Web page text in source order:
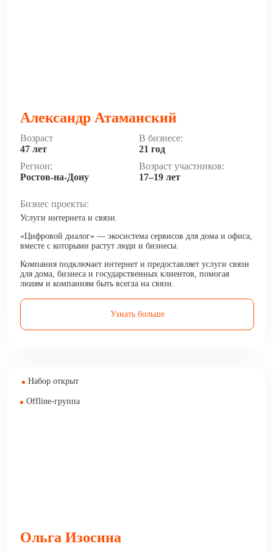
Александр Атаманский
Возраст
47 лет
В бизнесе:
21 год
Регион:
Ростов-на-Дону
Возраст участников:
17–19 лет
Бизнес проекты:
Услуги интернета и связи.
«Цифровой диалог» — экосистема сервисов для дома и офиса,
вместе с которыми растут люди и бизнесы.
Компания подключает интернет и предоставляет услуги связи
для дома, бизнеса и государственных клиентов, помогая
людям и компаниям быть всегда на связи.
Узнать больше
Набор открыт
Offline-группа
Ольга Изосина